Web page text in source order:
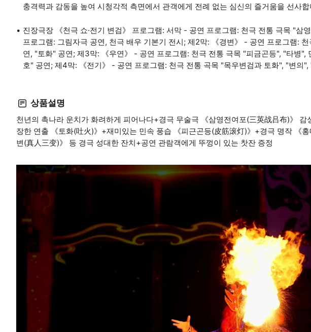
충격력과 감동을 높여 시청각적 측면에서 관객에게 전례 없는 심신의 즐거움을 선사합
진장극장 《천극 쇼·전기 변검》 프로그램: 서막 - 공연 프로그램: 천극 전통 극목 "삼
프로그램: 그림자극 공연, 천극 배우 기본기 전시; 제2막: 《경변》 - 공연 프로그램:
연, "토화" 공연; 제3막: 《우연》 - 공연 프로그램: 천극 전통 극목 "피금곤등", "타병",
호" 공연; 제4막: 《전기》 - 공연 프로그램: 천극 전통 곡목 "목우변검과 토화", "변의
상품설명
천년의 촉나라 운치가 화려하게 피어나다+경극 무술극 《삼영전여포(三英战吕布)》
장한 연출 《토화(吐火)》+재미있는 민속 풍습 《피근곤등(皮筋滚灯)》+경극 명작 《
변(真人三变)》 등 경극 성대한 잔치+공연 관람객에게 뚜껑이 있는 찻잔 증정